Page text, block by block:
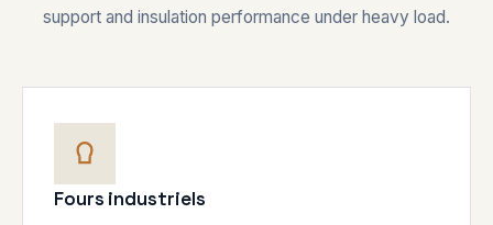
support and insulation performance under heavy load.
Fours industriels